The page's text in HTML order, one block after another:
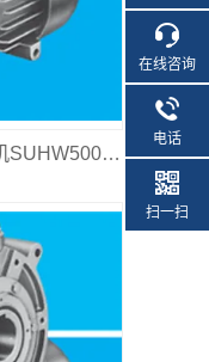
三菱重工蜗轮蜗杆减速机SUHW500L-40
在线咨询
电话
扫一扫